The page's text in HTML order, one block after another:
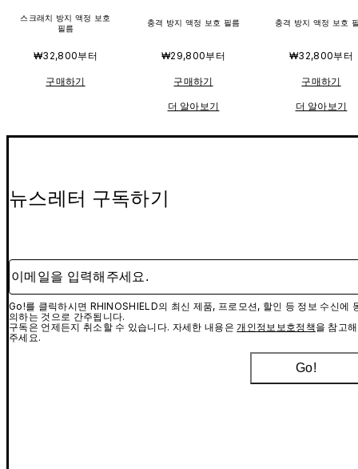
스크래치 방지 액정 보호
필름
₩32,800부터
구매하기
충격 방지 액정 보호 필름
₩29,800부터
구매하기
더 알아보기
충격 방지 액정 보호
₩32,800부터
구매하기
더 알아보기
뉴스레터 구독하기
이메일을 입력해주세요.
Go!를 클릭하시면 RHINOSHIELD의 최신 제품, 프로모션, 할인 등 정보 수신에
의하는 것으로 간주됩니다.
구독은 언제든지 취소할 수 있습니다. 자세한 내용은 개인정보보호정책을 참고해
주세요.
Go!